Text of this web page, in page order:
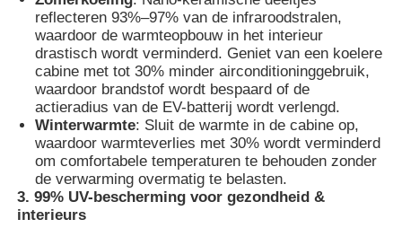
Smart PDLC film
Heldere Nano Keramische Tint
Fotochrome Folie
Verf voor auto's
reflecteren 93%–97% van de infraroodstralen,
waardoor de warmteopbouw in het interieur
drastisch wordt verminderd. Geniet van een koelere
cabine met tot 30% minder airconditioninggebruik,
waardoor brandstof wordt bespaard of de
actieradius van de EV-batterij wordt verlengd.
Winterwarmte: Sluit de warmte in de cabine op,
waardoor warmteverlies met 30% wordt verminderd
om comfortabele temperaturen te behouden zonder
de verwarming overmatig te belasten.
3. 99% UV-bescherming voor gezondheid &
interieurs